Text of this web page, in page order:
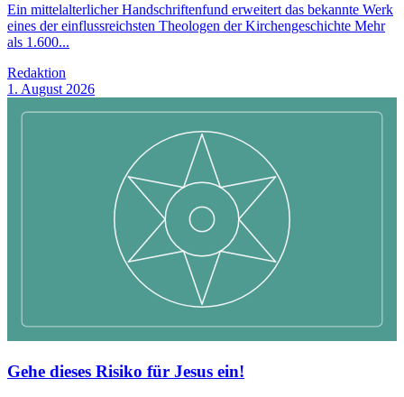
Ein mittelalterlicher Handschriftenfund erweitert das bekannte Werk
eines der einflussreichsten Theologen der Kirchengeschichte Mehr
als 1.600...
Redaktion
1. August 2026
Gehe dieses Risiko für Jesus ein!